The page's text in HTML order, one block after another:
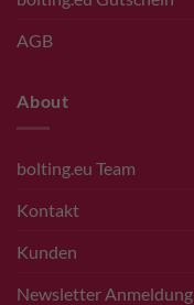
AGB
About
bolting.eu Team
Kontakt
Kunden
Newsletter Anmeldung